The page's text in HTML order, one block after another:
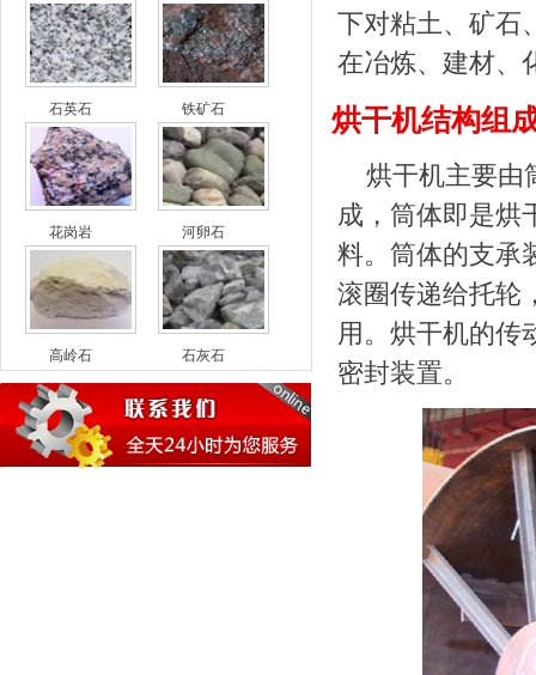
石英石 铁矿石
花岗岩 河卵石
高岭石 石灰石
下对粘土、矿石
在冶炼、建材、
烘干机结构组
烘干机主要由
成，筒体即是烘
料。筒体的支承
滚圈传递给托轮
用。烘干机的传
密封装置。